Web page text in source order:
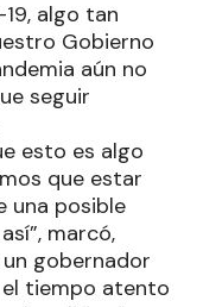
llegaron
comenzó la
para
inmunización
algo tan
Gobierno
aún no
seguir
esto es algo